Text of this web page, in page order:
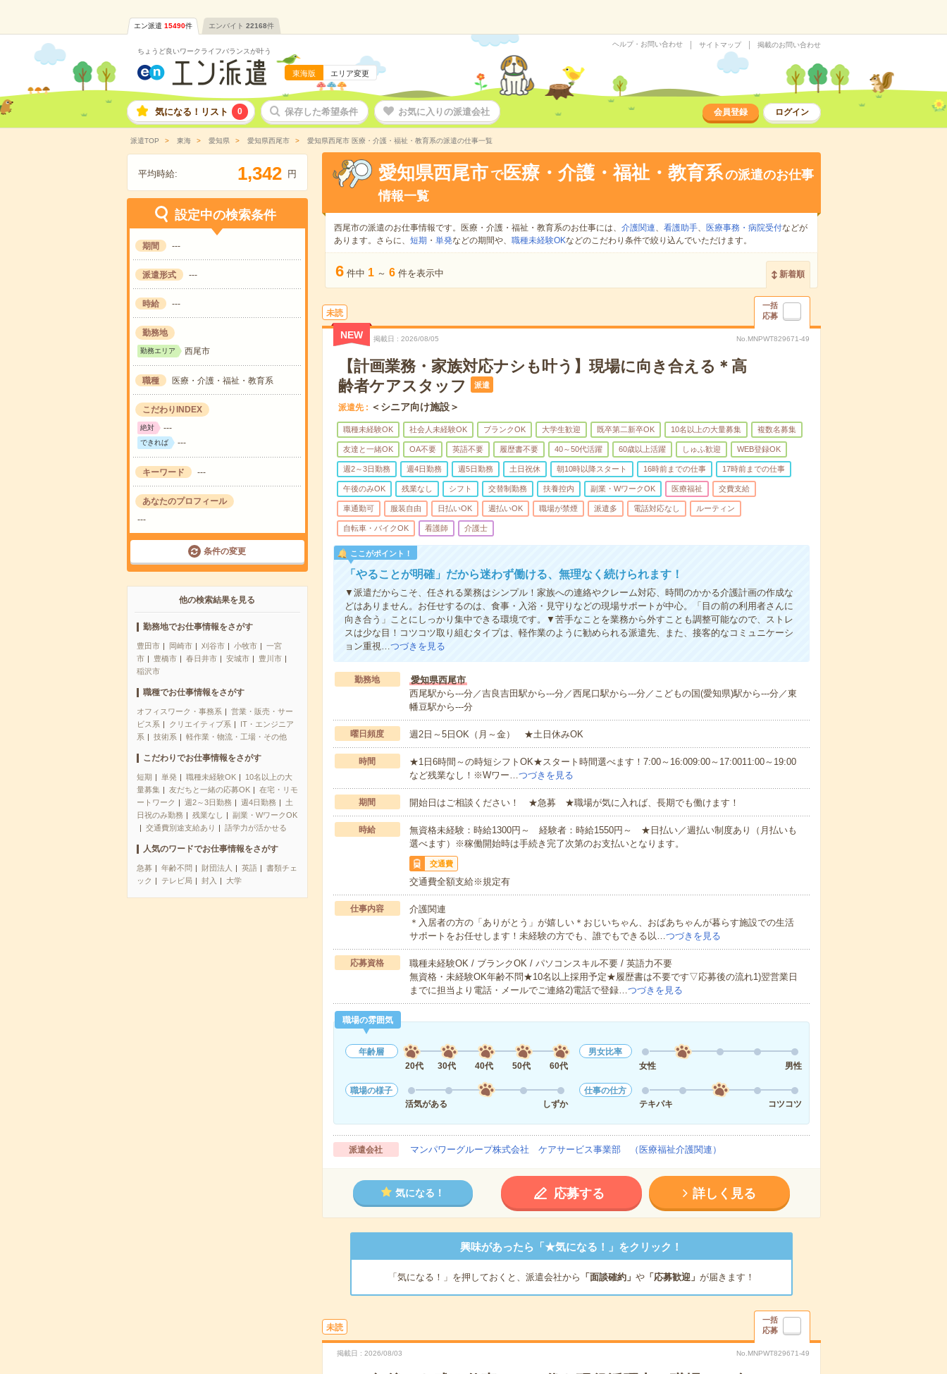
エン派遣 15490件 エンバイト 22168件
ちょうど良いワークライフバランスが叶う
東海版 エリア変更
ヘルプ・お問い合わせ サイトマップ 掲載のお問い合わせ
気になる！リスト 0 保存した希望条件 お気に入りの派遣会社 会員登録 ログイン
派遣TOP 東海 愛知県 愛知県西尾市 愛知県西尾市 医療・介護・福祉・教育系の派遣の仕事一覧
平均時給: 1,342 円
設定中の検索条件
期間 ---
派遣形式 ---
時給 ---
勤務地
勤務エリア 西尾市
職種 医療・介護・福祉・教育系
こだわりINDEX
絶対 ---
できれば ---
キーワード ---
あなたのプロフィール
---
条件の変更
他の検索結果を見る
勤務地でお仕事情報をさがす
豊田市 岡崎市 刈谷市 小牧市
一宮
市
豊橋市 春日井市 安城市
豊川市
稲沢市
職種でお仕事情報をさがす
オフィスワーク・事務系
営業・販売・サー
ビス系
クリエイティブ系
IT・エンジニア
系
技術系 軽作業・物流・工場・その他
こだわりでお仕事情報をさがす
短期 単発 職種未経験OK
10名以上の大
量募集
友だちと一緒の応募OK
在宅・リモ
ートワーク
週2～3日勤務 週4日勤務
土
日祝のみ勤務
残業なし
副業・WワークOK
交通費別途支給あり
語学力が活かせる
人気のワードでお仕事情報をさがす
急募 年齢不問 財団法人 英語
書類チェ
ック
テレビ局 封入 大学
愛知県西尾市 で医療・介護・福祉・教育系の派遣のお仕事
情報一覧
西尾市の派遣のお仕事情報です。医療・介護・福祉・教育系のお仕事には、 介護関連、 看護助手、 医療事務・病院受付などが
あります。さらに、 短期 ・ 単発などの期間や、 職種未経験OKなどのこだわり条件で絞り込んでいただけます。
6 件中 1 ～ 6 件を表示中 新着順
未読
一括
応募
NEW 掲載日 2026/08/05 No.MNPWT829671-49
【計画業務・家族対応ナシも叶う】現場に向き合える＊高
齢者ケアスタッフ
派遣
派遣先 ＜シニア向け施設＞
職種未経験OK 社会人未経験OK ブランクOK 大学生歓迎 既卒第二新卒OK 10名以上の大量募集 複数名募集
友達と一緒OK OA不要 英語不要 履歴書不要 40～50代活躍 60歳以上活躍 しゅふ歓迎 WEB登録OK
週2～3日勤務 週4日勤務 週5日勤務 土日祝休 朝10時以降スタート 16時前までの仕事 17時前までの仕事
午後のみOK 残業なし シフト 交替制勤務 扶養控内 副業・WワークOK 医療福祉 交費支給
車通勤可 服装自由 日払いOK 週払いOK 職場が禁煙 派遣多 電話対応なし ルーティン
自転車・バイクOK 看護師 介護士
ここがポイント！
「やることが明確」だから迷わず働ける、無理なく続けられます！
▼派遣だからこそ、任される業務はシンプル！家族への連絡やクレーム対応、時間のかかる介護計画の作成な
どはありません。お任せするのは、食事・入浴・見守りなどの現場サポートが中心。「目の前の利用者さんに
向き合う」ことにしっかり集中できる環境です。▼苦手なことを業務から外すことも調整可能なので、ストレ
スは少な目！コツコツ取り組むタイプは、軽作業のように勧められる派遣先、また、接客的なコミュニケーシ
ョン重視…つづきを見る
勤務地
愛知県西尾市
西尾駅から---分／吉良吉田駅から---分／西尾口駅から---分／こどもの国(愛知県)駅から---分／東
幡豆駅から---分
曜日頻度 週2日～5日OK（月～金） ★土日休みOK
時間
★1日6時間～の時短シフトOK★スタート時間選べます！7:00～16:009:00～17:0011:00～19:00
など残業なし！※Wワー…つづきを見る
期間 開始日はご相談ください！ ★急募 ★職場が気に入れば、長期でも働けます！
時給
無資格未経験：時給1300円～ 経験者：時給1550円～ ★日払い／週払い制度あり（月払いも
選べます）※稼働開始時は手続き完了次第のお支払いとなります。
交通費
交通費全額支給※規定有
仕事内容
介護関連
＊入居者の方の「ありがとう」が嬉しい＊おじいちゃん、おばあちゃんが暮らす施設での生活
サポートをお任せします！未経験の方でも、誰でもできる以…つづきを見る
応募資格
職種未経験OK / ブランクOK / パソコンスキル不要 / 英語力不要
無資格・未経験OK年齢不問★10名以上採用予定★履歴書は不要です▽応募後の流れ1)翌営業日
までに担当より電話・メールでご連絡2)電話で登録…つづきを見る
職場の雰囲気
年齢層
20代
30代 40代 50代 60代
男女比率
女性
男性
職場の様子
活気がある
しずか
仕事の仕方
テキパキ
コツコツ
派遣会社 マンパワーグループ株式会社 ケアサービス事業部 （医療福祉介護関連）
気になる！ 応募する 詳しく見る
興味があったら「★気になる！」をクリック！
「気になる！」を押しておくと、派遣会社から 「面談確約」 や「応募歓迎」 が届きます！
未読
一括
応募
掲載日 2026/08/03 No.MNPWT829671-49